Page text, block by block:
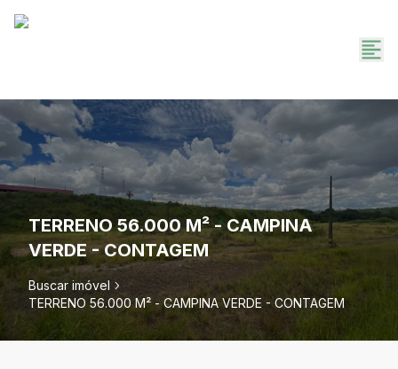
TERRENO 56.000 M² - CAMPINA
VERDE - CONTAGEM
Buscar imóvel
TERRENO 56.000 M² - CAMPINA VERDE - CONTAGEM